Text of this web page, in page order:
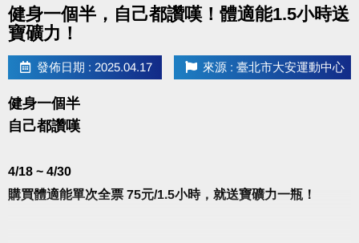
健身一個半，自己都讚嘆！體適能1.5小時送
寶礦力！
發佈日期 : 2025.04.17 來源 : 臺北市大安運動中心
健身一個半
自己都讚嘆
4/18 ~ 4/30
購買體適能單次全票 75元/1.5小時，就送寶礦力一瓶！